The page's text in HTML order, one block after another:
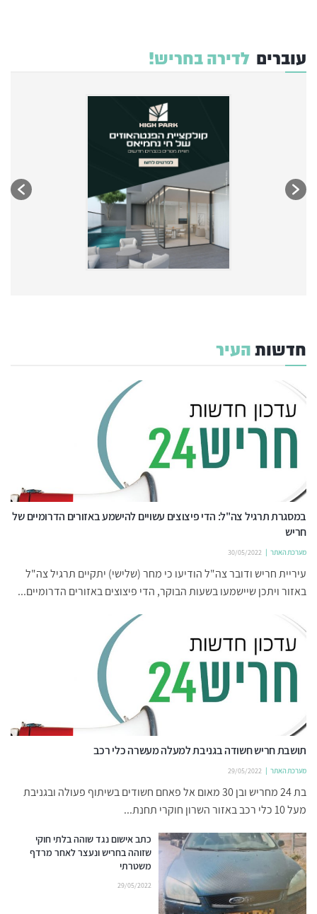
עוברים לדירה בחריש!
חדשותהעיר
במסגרת תרגיל צה"ל: הדי פיצוצים עשויים להישמע באזורים הדרומיים של
חריש
מערכת האתר 30/05/2022
עיריית חריש ודובר צה"ל הודיעו כי מחר (שלישי) יתקיים תרגיל צה"ל
באזור ויתכן שיישמעו בשעות הבוקר, הדי פיצוצים באזורים הדרומיים...
תושבת חריש חשודה בגניבת למעלה מעשרה כלי רכב
מערכת האתר 29/05/2022
בת 24 מחריש ובן 30 מאום אל פאחם חשודים בשיתוף פעולה ובגניבת
מעל 10 כלי רכב באזור השרון חוקרי תחנת...
כתב אישום נגד שוהה בלתי חוקי
שזוהה בחריש ונעצר לאחר מרדף
משטרתי
29/05/2022